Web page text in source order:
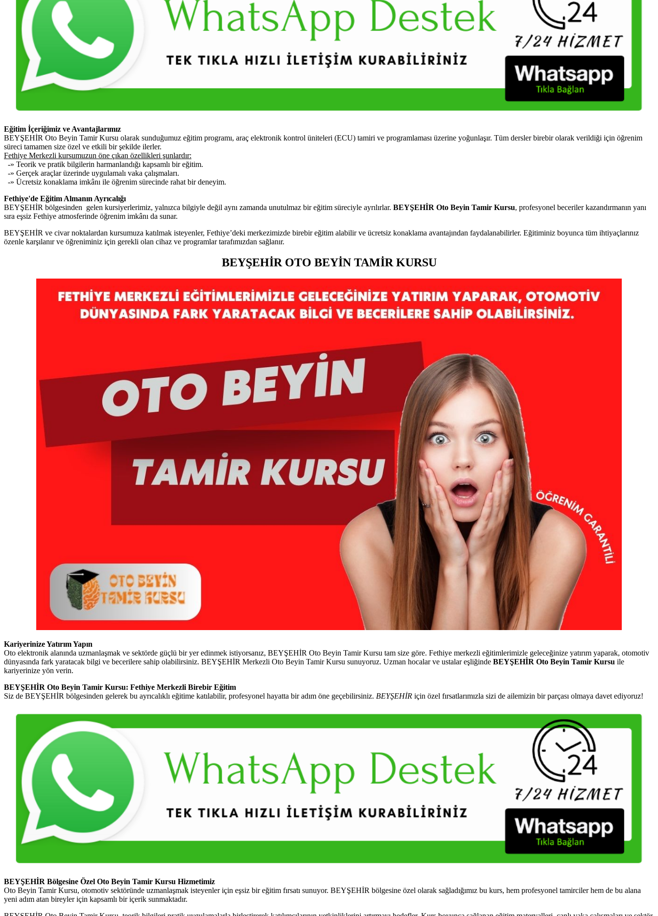
Eğitim İçeriğimiz ve Avantajlarımız
BEYŞEHİR Oto Beyin Tamir Kursu olarak sunduğumuz eğitim programı, araç elektronik kontrol üniteleri (ECU) tamiri ve programlaması üzerine yoğunlaşır. Tüm dersler birebir olarak verildiği için öğrenim
süreci tamamen size özel ve etkili bir şekilde ilerler.
Fethiye Merkezli kursumuzun öne çıkan özellikleri şunlardır:
-» Teorik ve pratik bilgilerin harmanlandığı kapsamlı bir eğitim.
-» Gerçek araçlar üzerinde uygulamalı vaka çalışmaları.
-» Ücretsiz konaklama imkânı ile öğrenim sürecinde rahat bir deneyim.
Fethiye'de Eğitim Almanın Ayrıcalığı
BEYŞEHİR bölgesinden gelen kursiyerlerimiz, yalnızca bilgiyle değil aynı zamanda unutulmaz bir eğitim süreciyle ayrılırlar. BEYŞEHİR Oto Beyin Tamir Kursu, profesyonel beceriler kazandırmanın yanı
sıra eşsiz Fethiye atmosferinde öğrenim imkânı da sunar.
BEYŞEHİR ve civar noktalardan kursumuza katılmak isteyenler, Fethiye’deki merkezimizde birebir eğitim alabilir ve ücretsiz konaklama avantajından faydalanabilirler. Eğitiminiz boyunca tüm ihtiyaçlarınız
özenle karşılanır ve öğreniminiz için gerekli olan cihaz ve programlar tarafımızdan sağlanır.
BEYŞEHİR OTO BEYİN TAMİR KURSU
Kariyerinize Yatırım Yapın
Oto elektronik alanında uzmanlaşmak ve sektörde güçlü bir yer edinmek istiyorsanız, BEYŞEHİR Oto Beyin Tamir Kursu tam size göre. Fethiye merkezli eğitimlerimizle geleceğinize yatırım yaparak, otomotiv
dünyasında fark yaratacak bilgi ve becerilere sahip olabilirsiniz. BEYŞEHİR Merkezli Oto Beyin Tamir Kursu sunuyoruz. Uzman hocalar ve ustalar eşliğinde BEYŞEHİR Oto Beyin Tamir Kursu ile
kariyerinize yön verin.
BEYŞEHİR Oto Beyin Tamir Kursu: Fethiye Merkezli Birebir Eğitim
Siz de BEYŞEHİR bölgesinden gelerek bu ayrıcalıklı eğitime katılabilir, profesyonel hayatta bir adım öne geçebilirsiniz. BEYŞEHİR için özel fırsatlarımızla sizi de ailemizin bir parçası olmaya davet ediyoruz!
BEYŞEHİR Bölgesine Özel Oto Beyin Tamir Kursu Hizmetimiz
Oto Beyin Tamir Kursu, otomotiv sektöründe uzmanlaşmak isteyenler için eşsiz bir eğitim fırsatı sunuyor. BEYŞEHİR bölgesine özel olarak sağladığımız bu kurs, hem profesyonel tamirciler hem de bu alana
yeni adım atan bireyler için kapsamlı bir içerik sunmaktadır.